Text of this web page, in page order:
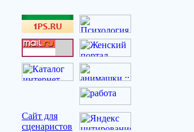
Сайт для
сценаристов